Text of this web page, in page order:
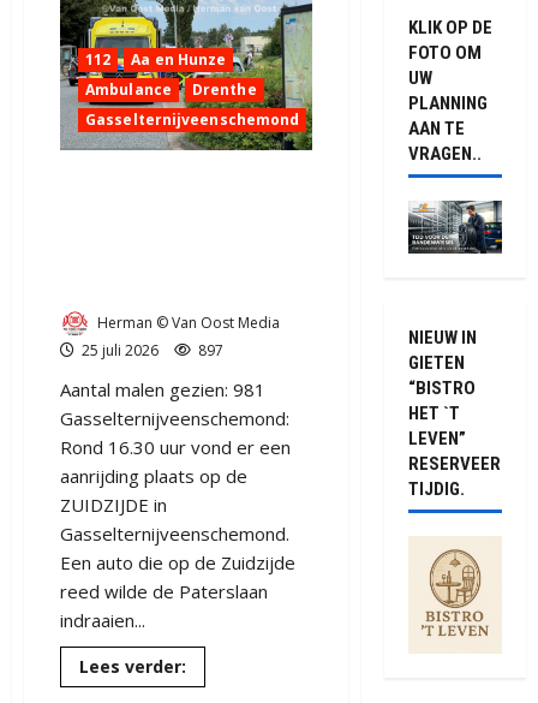
112
Aa en Hunze
Ambulance
Drenthe
Gasselternijveenschemond
Herman © Van Oost Media
25 juli 2026
897
Aantal malen gezien: 981
Gasselternijveenschemond:
Rond 16.30 uur vond er een
aanrijding plaats op de
ZUIDZIJDE in
Gasselternijveenschemond.
Een auto die op de Zuidzijde
reed wilde de Paterslaan
indraaien...
Lees verder:
meer
KLIK OP DE
FOTO OM
UW
PLANNING
AAN TE
VRAGEN..
NIEUW IN
GIETEN
“BISTRO
HET `T
LEVEN”
RESERVEER
TIJDIG.